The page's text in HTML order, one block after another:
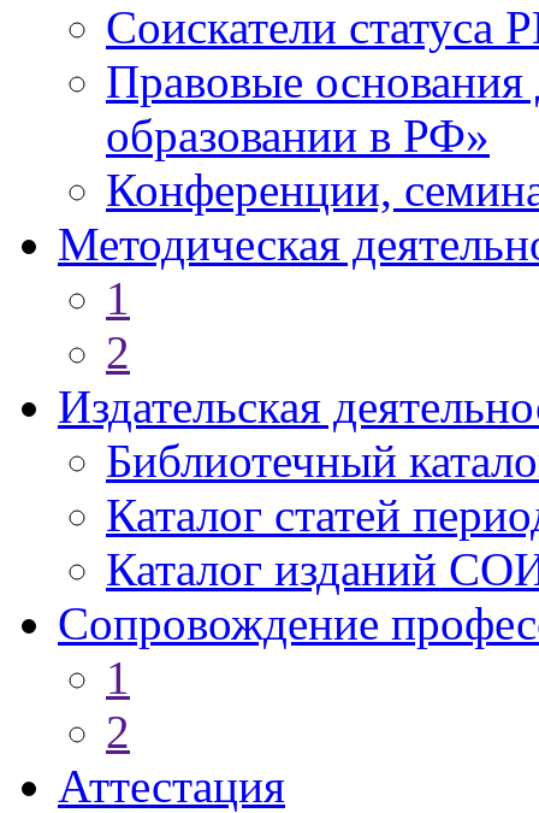
Соискатели статуса
Правовые
образовании в РФ»
Конференции,
Методическая
1
2
Издательская
Библиотечный
Каталог статей
Каталог изданий
Сопровождение
1
2
Аттестация